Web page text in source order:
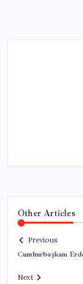
Other Articles
Previous
Cumhurbaşkanı
Next